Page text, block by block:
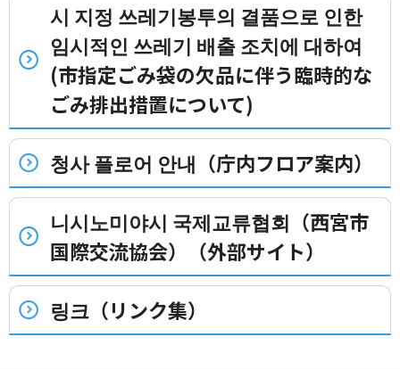
시 지정 쓰레기봉투의 결품으로 인한
임시적인 쓰레기 배출 조치에 대하여
(市指定ごみ袋の欠品に伴う臨時的な
ごみ排出措置について)
청사 플로어 안내（庁内フロア案内）
니시노미야시 국제교류협회（西宮市
国際交流協会）（外部サイト）
링크（リンク集）